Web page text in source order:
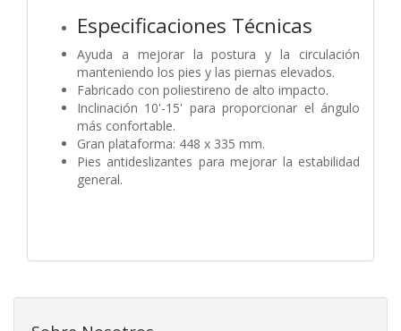
Especificaciones Técnicas
Ayuda a mejorar la postura y la circulación
manteniendo los pies y las piernas elevados.
Fabricado con poliestireno de alto impacto.
Inclinación 10'-15' para proporcionar el ángulo
más confortable.
Gran plataforma: 448 x 335 mm.
Pies antideslizantes para mejorar la estabilidad
general.